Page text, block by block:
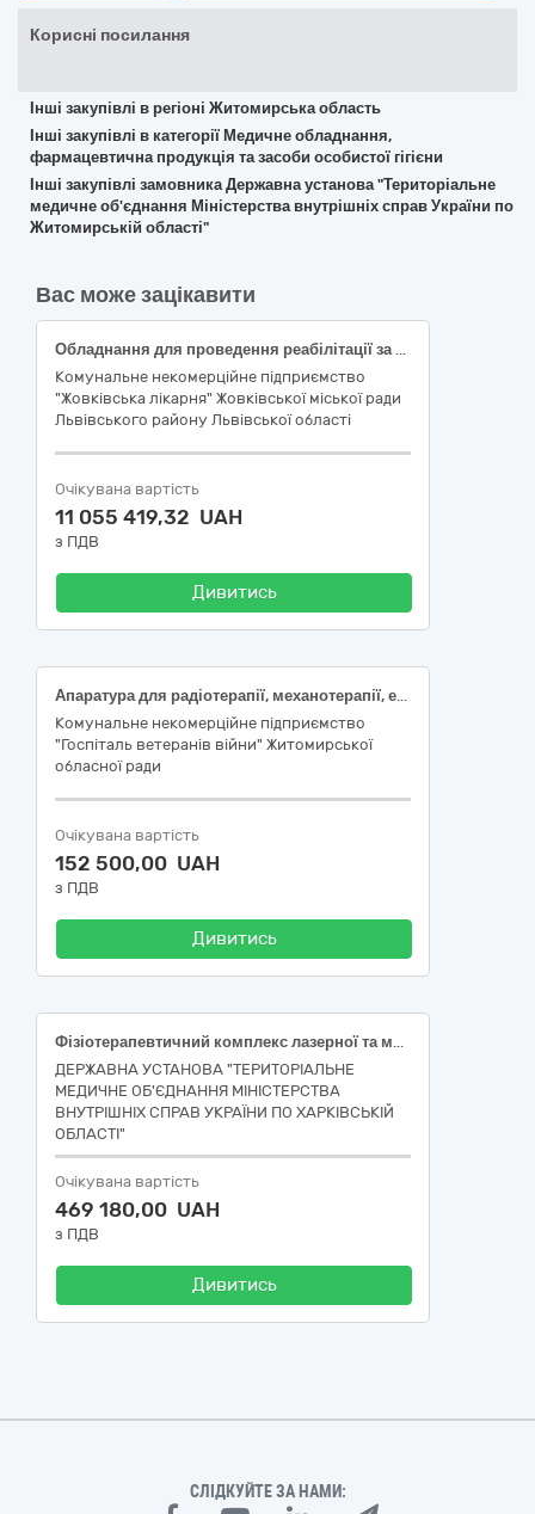
Корисні посилання
Інші закупівлі в регіоні Житомирська область
Інші закупівлі в категорії Медичне обладнання,
фармацевтична продукція та засоби особистої гігієни
Інші закупівлі замовника Державна установа "Територіальне
медичне об'єднання Міністерства внутрішніх справ України по
Житомирській області"
Вас може зацікавити
Обладнання для проведення реабілітації за кодом ДК 021:2015: 33150000-6 – Апаратура для радіотерапії, механотерапії, електротерапії та фізичної терапії
Комунальне некомерційне підприємство
"Жовківська лікарня" Жовківської міської ради
Львівського району Львівської області
Очікувана вартість
11 055 419,32 UAH
з ПДВ
Дивитись
Апаратура для радіотерапії, механотерапії, електротерапії та фізичної терапії
Комунальне некомерційне підприємство
"Госпіталь ветеранів війни" Житомирської
обласної ради
Очікувана вартість
152 500,00 UAH
з ПДВ
Дивитись
Фізіотерапевтичний комплекс лазерної та магнітної терапії (НК 024:2023: 61186 – Система мультимодальної фізіотерапії. НК 031:2024: Z120602 – Обладнання для фізіотерапії)), код ДК 021:20215, що найбільше відповідає назві номенклатурної позиції предмета закупівлі: 33155000-1 – Фізіотерапевтичні апарати
ДЕРЖАВНА УСТАНОВА "ТЕРИТОРІАЛЬНЕ
МЕДИЧНЕ ОБ'ЄДНАННЯ МІНІСТЕРСТВА
ВНУТРІШНІХ СПРАВ УКРАЇНИ ПО ХАРКІВСЬКІЙ
ОБЛАСТІ"
Очікувана вартість
469 180,00 UAH
з ПДВ
Дивитись
СЛІДКУЙТЕ ЗА НАМИ: